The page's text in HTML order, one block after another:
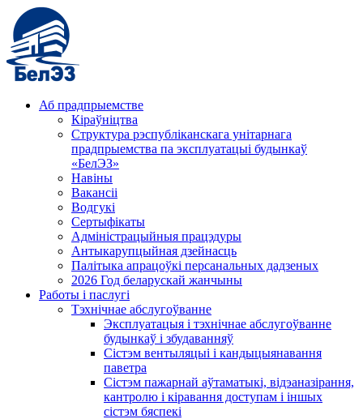
Аб прадпрыемстве
Кіраўніцтва
Структура рэспубліканскага унітарнага
прадпрыемства па эксплуатацыі будынкаў
«БелЭЗ»
Навіны
Вакансіі
Водгукі
Сертыфікаты
Адміністрацыйныя працэдуры
Антыкарупцыйная дзейнасць
Палітыка апрацоўкі персанальных дадзеных
2026 Год беларускай жанчыны
Работы і паслугі
Тэхнічнае абслугоўванне
Эксплуатацыя і тэхнічнае абслугоўванне
будынкаў і збудаванняў
Сістэм вентыляцыі і кандыцыянавання
паветра
Сістэм пажарнай аўтаматыкі, відэаназірання,
кантролю і кіравання доступам і іншых
сістэм бяспекі